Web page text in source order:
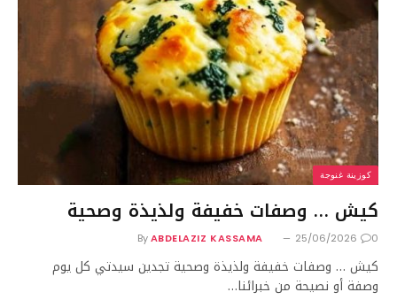
كوزينة غنوجة
كيش … وصفات خفيفة ولذيذة وصحية
By ABDELAZIZ KASSAMA 25/06/2026 0
كيش … وصفات خفيفة ولذيذة وصحية تجدين سيدتي كل يوم
وصفة أو نصيحة من خبرائنا…